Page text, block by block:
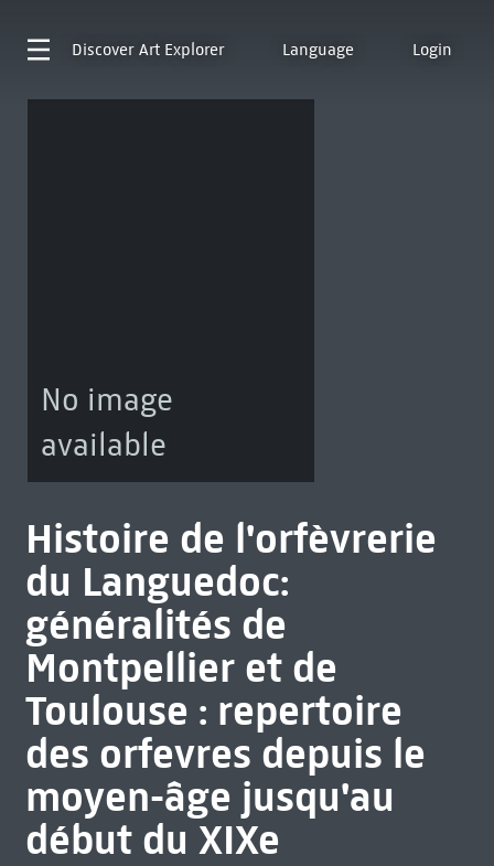
Discover Art Explorer Language Login
No image
available
Histoire de l'orfèvrerie
du Languedoc:
généralités de
Montpellier et de
Toulouse : repertoire
des orfevres depuis le
moyen-âge jusqu'au
début du XIXe